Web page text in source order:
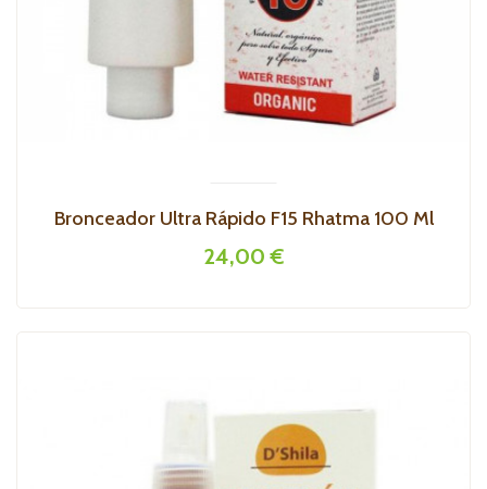
Bronceador Ultra Rápido F15 Rhatma 100 Ml
24,00 €